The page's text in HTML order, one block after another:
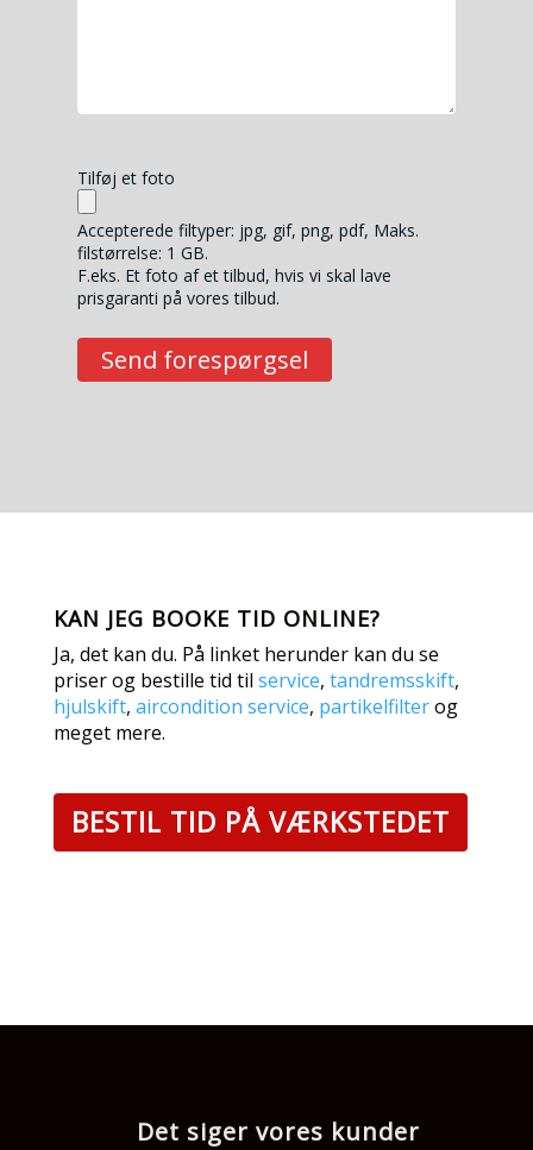
Tilføj et foto
Accepterede filtyper: jpg, gif, png, pdf, Maks.
filstørrelse: 1 GB.
F.eks. Et foto af et tilbud, hvis vi skal lave
prisgaranti på vores tilbud.
Send forespørgsel
KAN JEG BOOKE TID ONLINE?
Ja, det kan du. På linket herunder kan du se
priser og bestille tid til service, tandremsskift,
hjulskift, aircondition service, partikelfilterog
meget mere.
BESTIL TID PÅ VÆRKSTEDET
Det siger vores kunder